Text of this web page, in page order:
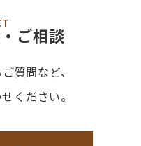
ご相談
質問など、
ください。